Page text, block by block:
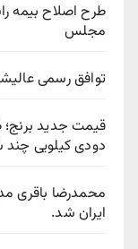
طرح اصلاح بیمه
مجلس
توافق رسمی
قیمت جدید برنج؛
دودی کیلویی
ایران شد.